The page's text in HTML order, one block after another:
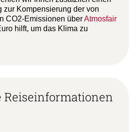
zur Kompensierung der von
CO2-Emissionen überAtmosfair
hilft, um das Klima zu